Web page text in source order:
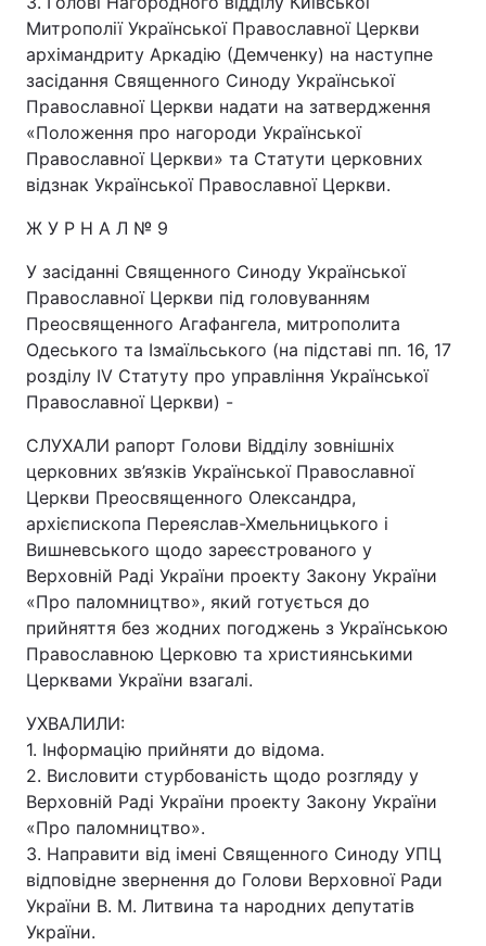
Митрополії Української Православної Церкви
архімандриту Аркадію (Демченку) на наступне
засідання Священного Синоду Української
Православної Церкви надати на затвердження
«Положення про нагороди Української
Православної Церкви» та Статути церковних
відзнак Української Православної Церкви.
Ж У Р Н А Л № 9
У засіданні Священного Синоду Української
Православної Церкви під головуванням
Преосвященного Агафангела, митрополита
Одеського та Ізмаїльського (на підставі пп. 16, 17
розділу IV Статуту про управління Української
Православної Церкви) -
СЛУХАЛИ рапорт Голови Відділу зовнішніх
церковних зв’язків Української Православної
Церкви Преосвященного Олександра,
архієпископа Переяслав-Хмельницького і
Вишневського щодо зареєстрованого у
Верховній Раді України проекту Закону України
«Про паломництво», який готується до
прийняття без жодних погоджень з Українською
Православною Церковю та християнськими
Церквами України взагалі.
УХВАЛИЛИ:
1. Інформацію прийняти до відома.
2. Висловити стурбованість щодо розгляду у
Верховній Раді України проекту Закону України
«Про паломництво».
3. Направити від імені Священного Синоду УПЦ
відповідне звернення до Голови Верховної Ради
України В. М. Литвина та народних депутатів
України.